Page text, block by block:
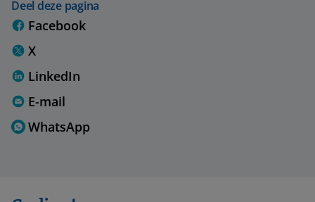
Deel deze pagina
Facebook
X
LinkedIn
E-mail
WhatsApp